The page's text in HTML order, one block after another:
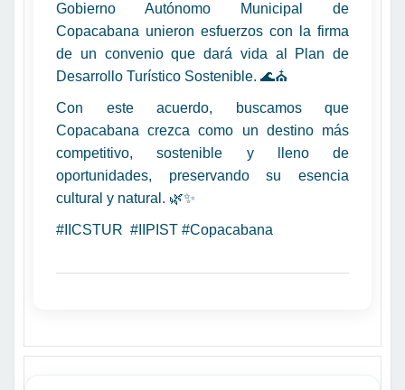
Gobierno Autónomo Municipal de
Copacabana unieron esfuerzos con la firma
de un convenio que dará vida al Plan de
Desarrollo Turístico Sostenible. 🌊⛪
Con este acuerdo, buscamos que
Copacabana crezca como un destino más
competitivo, sostenible y lleno de
oportunidades, preservando su esencia
cultural y natural. 🌿✨
#IICSTUR #IIPIST #Copacabana